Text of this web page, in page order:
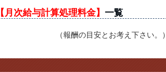
【月次給与計算処理料金】 一覧
（報酬の目安とお考え下さい。）